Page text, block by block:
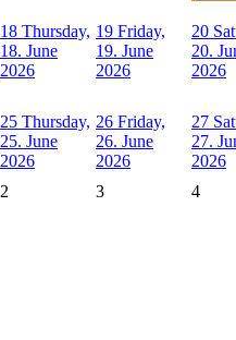
18 Thursday,
18. June
2026
19 Friday,
19. June
2026
20
20.
2026
25 Thursday,
25. June
2026
26 Friday,
26. June
2026
27
27.
2026
2 3 4